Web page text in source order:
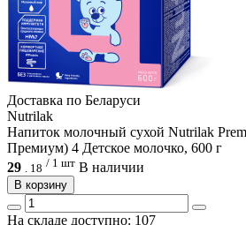
Доcтавка по Беларуси
Nutrilak
Напиток молочный сухой Nutrilak
Премиум) 4 Детское молочко, 600 г
29 . 18 / 1 шт В наличии
В корзину
На складе доступно: 107